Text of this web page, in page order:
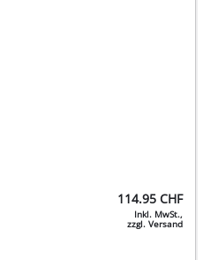
114.95 CHF
Inkl. MwSt.,
zzgl. Versand